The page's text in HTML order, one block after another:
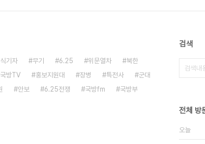
기자 무기 6.25 위문열차
북한
국방TV 홍보지원대 장병 특전사
군대
안보 6.25전쟁 국방fm
국방부
검색
전체 방
오늘